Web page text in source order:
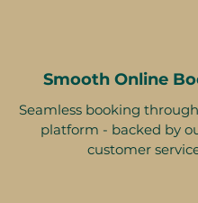
Smooth Online
Seamless booking
platform - backed by
customer